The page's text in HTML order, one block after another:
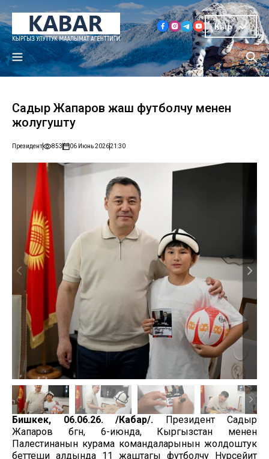
Кыр
Садыр Жапаров жаш футболчу менен
жолугушту
Президент 853 06 Июнь 202621:30
Бишкек, 06.06.26. /Кабар/. Президент Садыр
Жапаров бүгүн, 6-июнда, Кыргызстан менен
Палестинанын курама командаларынын жолдоштук
беттеши алдында 11 жаштагы футболчу Нурсейит